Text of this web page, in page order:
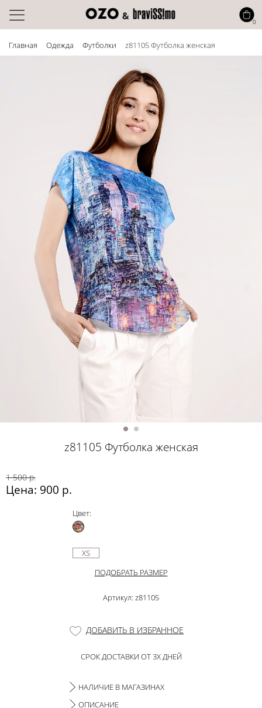
Главная Одежда Футболки z81105 Футболка женская
z81105 Футболка женская
1 500 р.
Цена: 900 р.
Цвет:
XS
ПОДОБРАТЬ РАЗМЕР
Артикул: z81105
ДОБАВИТЬ В ИЗБРАННОЕ
СРОК ДОСТАВКИ ОТ 3Х ДНЕЙ
НАЛИЧИЕ В МАГАЗИНАХ
ОПИСАНИЕ
0